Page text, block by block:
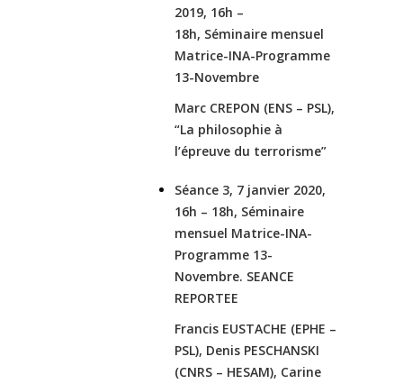
2019, 16h –
18h, Séminaire mensuel
Matrice-INA-Programme
13-Novembre
Marc CREPON (ENS – PSL),
“La philosophie à
l’épreuve du terrorisme”
Séance 3, 7 janvier 2020,
16h – 18h, Séminaire
mensuel Matrice-INA-
Programme 13-
Novembre. SEANCE
REPORTEE
Francis EUSTACHE (EPHE –
PSL), Denis PESCHANSKI
(CNRS – HESAM), Carine